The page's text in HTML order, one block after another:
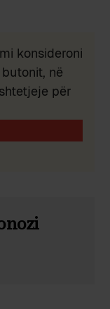
konsideroni
në
për